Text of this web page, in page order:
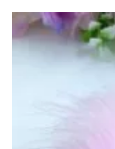
броши
«Девушка»